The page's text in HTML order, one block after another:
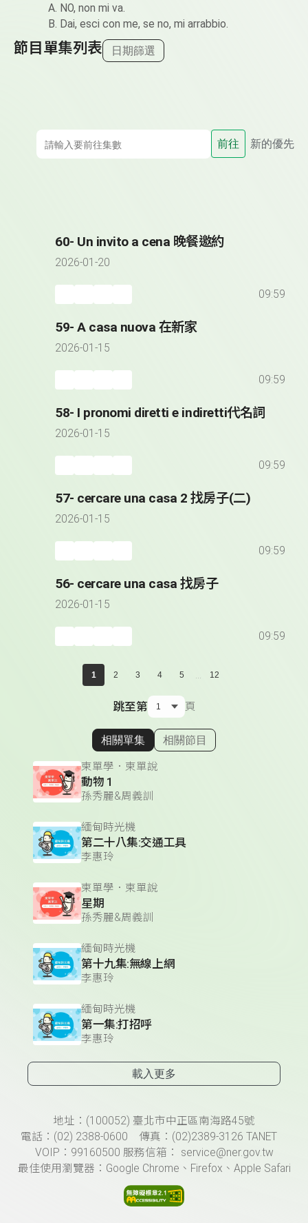
A. NO, non mi va.
B. Dai, esci con me, se no, mi arrabbio.
節目單集列表 日期篩選
前往 新的優先
60- Un invito a cena 晚餐邀約
2026-01-20
09:59
59- A casa nuova 在新家
2026-01-15
09:59
58- I pronomi diretti e indiretti代名詞
2026-01-15
09:59
57- cercare una casa 2 找房子(二)
2026-01-15
09:59
56- cercare una casa 找房子
2026-01-15
09:59
1 2 3 4 5 ... 12
跳至第 頁
顯示相關單集
相關單集 相關節目
柬單學．柬單說
動物 1
孫秀麗&周義訓
緬甸時光機
第二十八集:交通工具
李惠玲
柬單學．柬單說
星期
孫秀麗&周義訓
緬甸時光機
第十九集:無線上網
李惠玲
緬甸時光機
第一集:打招呼
李惠玲
載入更多
頁尾資訊地址：(100052) 臺北市中正區南海路45號
電話：(02) 2388-0600 傳真：(02)2389-3126 TANET
VOIP：99160500 服務信箱： service@ner.gov.tw
最佳使用瀏覽器：Google Chrome、Firefox、Apple Safari